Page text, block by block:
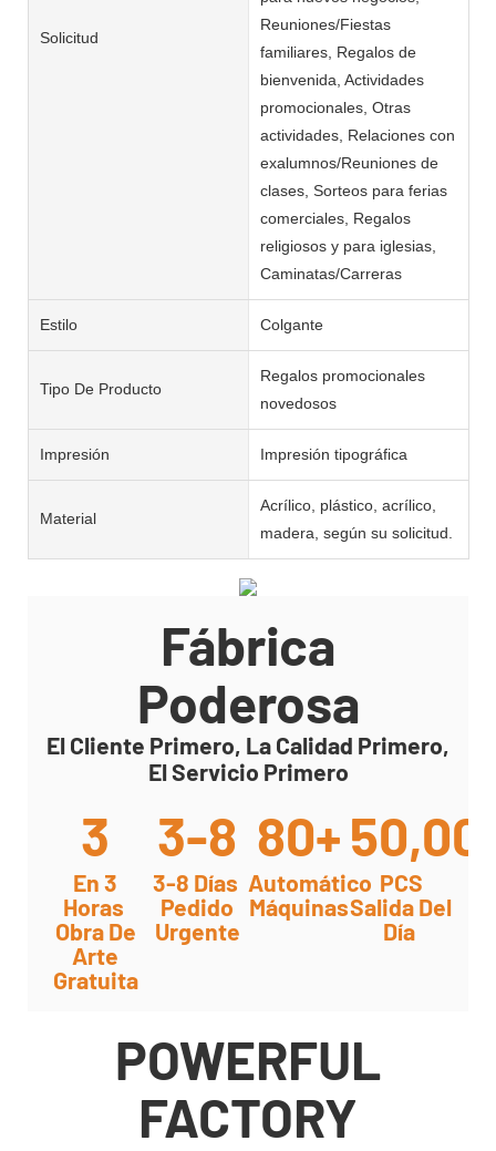
Solicitud
Reuniones/Fiestas
familiares, Regalos de
bienvenida, Actividades
promocionales, Otras
actividades, Relaciones con
exalumnos/Reuniones de
clases, Sorteos para ferias
comerciales, Regalos
religiosos y para iglesias,
Caminatas/Carreras
Estilo Colgante
Tipo De Producto
Regalos promocionales
novedosos
Impresión Impresión tipográfica
Material
Acrílico, plástico, acrílico,
madera, según su solicitud.
Fábrica
Poderosa
El Cliente Primero, La Calidad Primero,
El Servicio Primero
3
En 3
Horas
Obra De
Arte
Gratuita
3-8
3-8 Días
Pedido
Urgente
80+
Automático
Máquinas
PCS
Salida Del
Día
POWERFUL
FACTORY